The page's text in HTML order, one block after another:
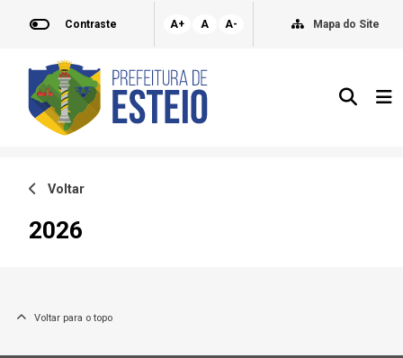
Contraste A+ A A- Mapa do Site
Voltar
2026
Voltar para o topo